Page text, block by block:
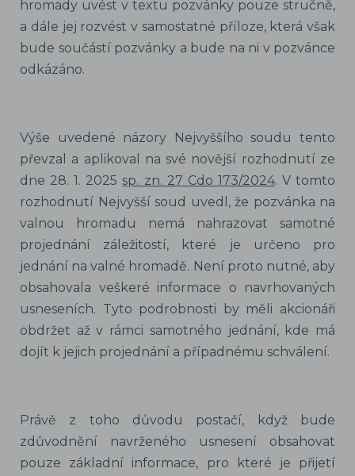
hromady uvést v textu pozvánky pouze stručně,
a dále jej rozvést v samostatné příloze, která však
bude součástí pozvánky a bude na ni v pozvánce
odkázáno.
Výše uvedené názory Nejvyššího soudu tento
převzal a aplikoval na své novější rozhodnutí ze
dne 28. 1. 2025sp. zn. 27 Cdo 173/2024. V tomto
rozhodnutí Nejvyšší soud uvedl, že pozvánka na
valnou hromadu nemá nahrazovat samotné
projednání záležitostí, které je určeno pro
jednání na valné hromadě. Není proto nutné, aby
obsahovala veškeré informace o navrhovaných
usneseních. Tyto podrobnosti by měli akcionáři
obdržet až v rámci samotného jednání, kde má
dojít k jejich projednání a případnému schválení.
Právě z toho důvodu postačí, když bude
zdůvodnění navrženého usnesení obsahovat
pouze základní informace, pro které je přijetí